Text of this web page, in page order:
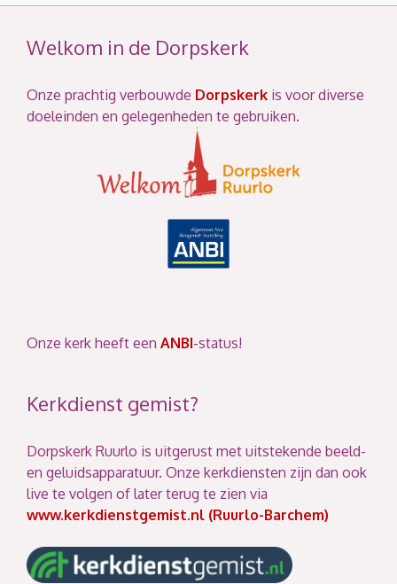
Welkom in de Dorpskerk
Onze prachtig verbouwde Dorpskerk is voor diverse
doeleinden en gelegenheden te gebruiken.
Onze kerk heeft een ANBI-status!
Kerkdienst gemist?
Dorpskerk Ruurlo is uitgerust met uitstekende beeld-
en geluidsapparatuur. Onze kerkdiensten zijn dan ook
live te volgen of later terug te zien via
www.kerkdienstgemist.nl (Ruurlo-Barchem)